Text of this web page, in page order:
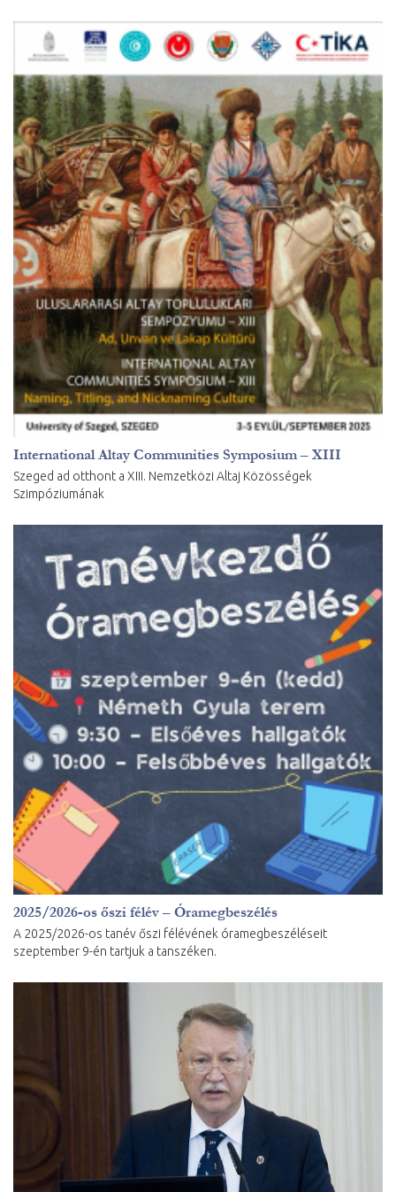
International Altay Communities Symposium – XIII
Szeged ad otthont a XIII. Nemzetközi Altaj Közösségek
Szimpóziumának
2025/2026-os őszi félév – Óramegbeszélés
A 2025/2026-os tanév őszi félévének óramegbeszéléseit
szeptember 9-én tartjuk a tanszéken.